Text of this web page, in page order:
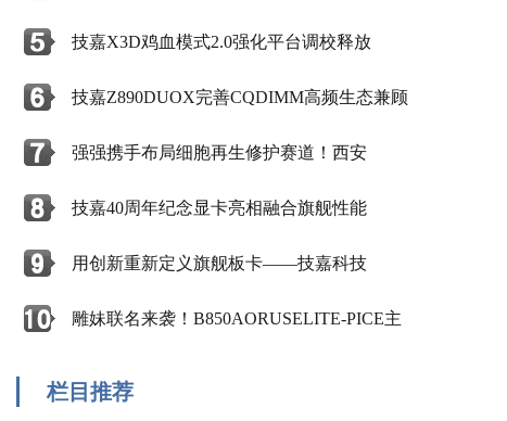
技嘉X3D鸡血模式2.0强化平台调校释放
技嘉Z890DUOX完善CQDIMM高频生态兼顾
强强携手布局细胞再生修护赛道！西安
技嘉40周年纪念显卡亮相融合旗舰性能
用创新重新定义旗舰板卡——技嘉科技
雕妹联名来袭！B850AORUSELITE-PICE主
栏目推荐